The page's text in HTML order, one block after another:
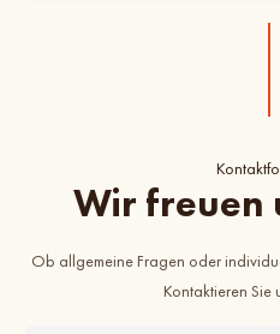
Wir freuen
Ob allgemeine Fragen oder
Kontaktieren Sie